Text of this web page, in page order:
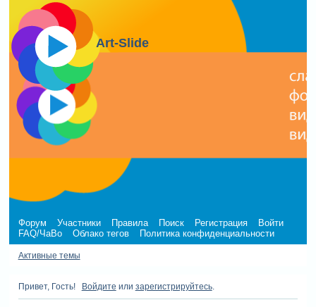
Art-Slide
Форум Участники Правила Поиск Регистрация
Войти
FAQ/ЧаВо
Облако тегов Политика конфиденциальности
Активные темы
Привет, Гость! Войдите или зарегистрируйтесь.